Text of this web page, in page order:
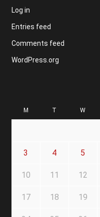
Log in
Entries feed
Comments feed
WordPress.org
M T W
3 4 5
10 11 12
17 18 19